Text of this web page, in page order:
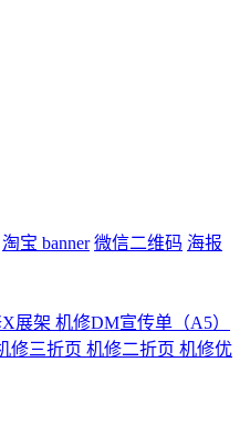
淘宝 banner 微信二维码 海报
展架 机修DM宣传单（A5）
修三折页 机修二折页 机修优